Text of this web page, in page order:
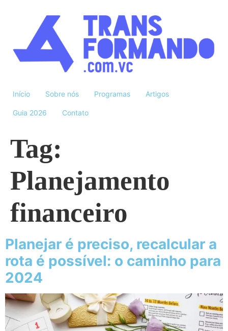
Início Sobre nós Programas Artigos
Guia 2026 Contato
Tag:
Planejamento
financeiro
Planejar é preciso, recalcular a
rota é possível: o caminho para
2024